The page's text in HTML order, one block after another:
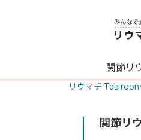
関節リ
リウマチ Tea room
関節リ